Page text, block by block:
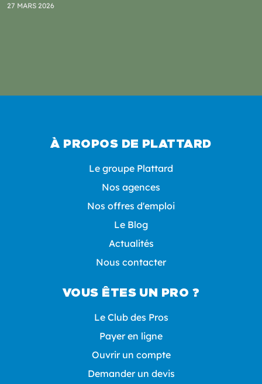
27 MARS 2026
À PROPOS DE PLATTARD
Le groupe Plattard
Nos agences
Nos offres d'emploi
Le Blog
Actualités
Nous contacter
VOUS ÊTES UN PRO ?
Le Club des Pros
Payer en ligne
Ouvrir un compte
Demander un devis